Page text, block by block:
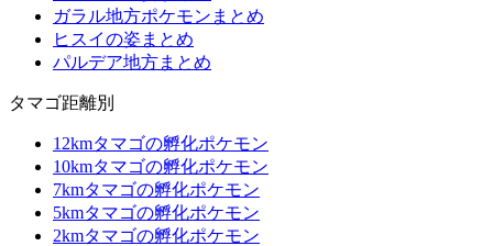
ガラル地方ポケモンまとめ
ヒスイの姿まとめ
パルデア地方まとめ
タマゴ距離別
12kmタマゴの孵化ポケモン
10kmタマゴの孵化ポケモン
7kmタマゴの孵化ポケモン
5kmタマゴの孵化ポケモン
2kmタマゴの孵化ポケモン